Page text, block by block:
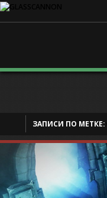
ЗАПИСИ ПО МЕТКЕ: